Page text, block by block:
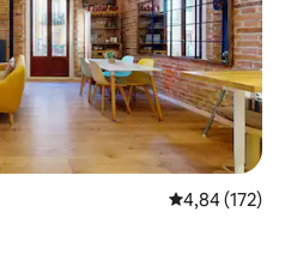
Povprečna
4,84 (172)